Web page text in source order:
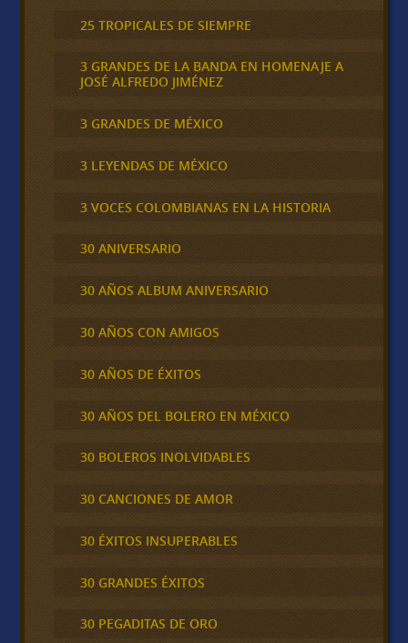
25 TROPICALES DE SIEMPRE
3 GRANDES DE LA BANDA EN HOMENAJE A
JOSÉ ALFREDO JIMÉNEZ
3 GRANDES DE MÉXICO
3 LEYENDAS DE MÉXICO
3 VOCES COLOMBIANAS EN LA HISTORIA
30 ANIVERSARIO
30 AÑOS ALBUM ANIVERSARIO
30 AÑOS CON AMIGOS
30 AÑOS DE ÉXITOS
30 AÑOS DEL BOLERO EN MÉXICO
30 BOLEROS INOLVIDABLES
30 CANCIONES DE AMOR
30 ÉXITOS INSUPERABLES
30 GRANDES ÉXITOS
30 PEGADITAS DE ORO